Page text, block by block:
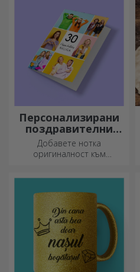
Персонализирани
поздравителни
картички и
картички
Добавете нотка
оригиналност към
персонализирана картичка
или поздравителна
картичка.